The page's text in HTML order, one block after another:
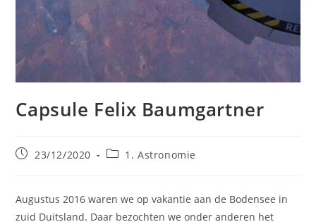
Capsule Felix Baumgartner
Bericht23/12/2020 Berichtcategorie:
1. Astronomie
Augustus 2016 waren we op vakantie aan de Bodensee in
zuid Duitsland. Daar bezochten we onder anderen het